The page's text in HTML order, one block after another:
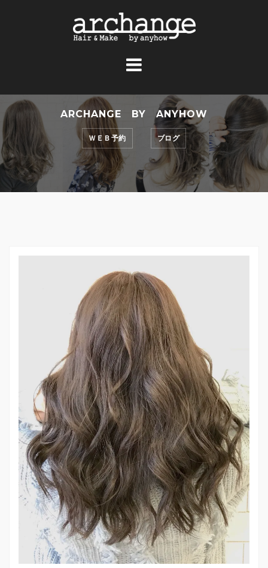
キ
プ
ARCHANGE BY ANYHOW
ＷＥＢ予約 ブログ